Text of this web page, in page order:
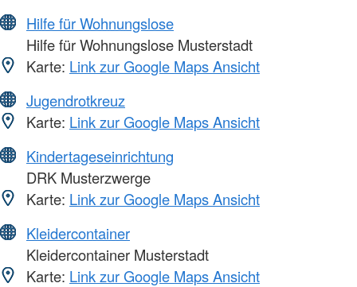
Hilfe für Wohnungslose
Hilfe für Wohnungslose Musterstadt
Karte: Link zur Google Maps Ansicht
Jugendrotkreuz
Karte: Link zur Google Maps Ansicht
Kindertageseinrichtung
DRK Musterzwerge
Karte: Link zur Google Maps Ansicht
Kleidercontainer
Kleidercontainer Musterstadt
Karte: Link zur Google Maps Ansicht